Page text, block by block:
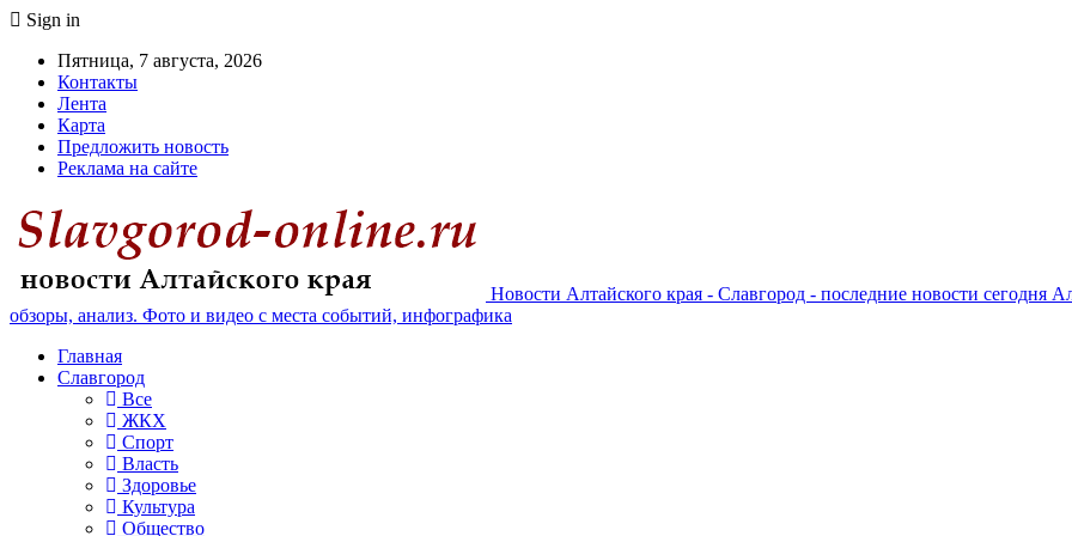
Sign in
Пятница, 7 августа, 2026
Контакты
Лента
Карта
Предложить новость
Реклама на сайте
Новости Алтайского края - Славгород - последние новости сегодня
обзоры, анализ. Фото и видео с места событий, инфографика
Главная
Славгород
Все
ЖКХ
Спорт
Власть
Здоровье
Культура
Общество